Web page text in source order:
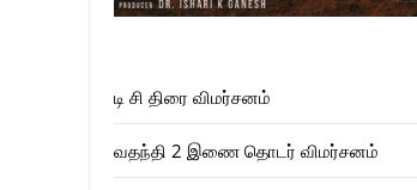
டி சி திரை விமர்சனம்
வதந்தி 2 இணை தொடர் விமர்சனம்